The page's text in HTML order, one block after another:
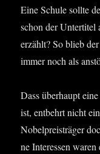
Eine Schu­le soll­te
schon der
erzählt? So blieb
immer noch als
Dass über­haupt
ist, ent­behrt nicht
Nobel­preis­trä­ger
ne Inter­es­sen waren